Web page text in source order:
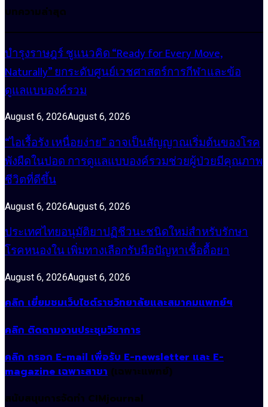
บทความล่าสุด
บำรุงราษฎร์ ชูแนวคิด “Ready for Every Move,
Naturally” ยกระดับศูนย์เวชศาสตร์การกีฬาและข้อ
ดูแลแบบองค์รวม
August 6, 2026August 6, 2026
“ไอเรื้อรัง เหนื่อยง่าย” อาจเป็นสัญญาณเริ่มต้นของโรค
พังผืดในปอด การดูแลแบบองค์รวมช่วยผู้ป่วยมีคุณภาพ
ชีวิตที่ดีขึ้น
August 6, 2026August 6, 2026
ประเทศไทยอนุมัติยาปฏิชีวนะชนิดใหม่สำหรับรักษา
โรคหนองใน เพิ่มทางเลือกรับมือปัญหาเชื้อดื้อยา
August 6, 2026August 6, 2026
คลิก เยี่ยมชมเว็บไซต์ราชวิทยาลัยและสมาคมแพทย์ฯ
คลิก ติดตามงานประชุมวิชาการ
คลิก กรอก E-mail เพื่อรับ E-newsletter และ E-
magazine เฉพาะสาขา (เฉพาะแพทย์)
สนับสนุนการจัดทำ CIMjournal